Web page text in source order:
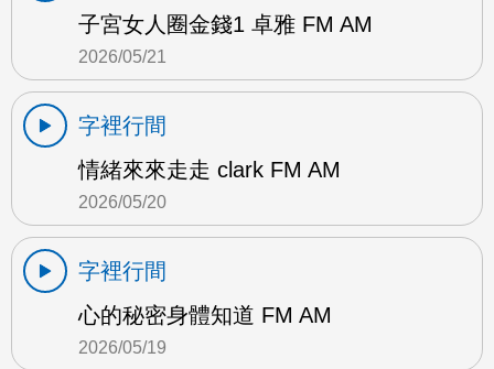
子宮女人圈金錢1 卓雅 FM AM
2026/05/21
字裡行間
情緒來來走走 clark FM AM
2026/05/20
字裡行間
心的秘密身體知道 FM AM
2026/05/19